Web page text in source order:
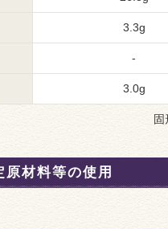
3.3g
-
3.0g
固
材料等の使用